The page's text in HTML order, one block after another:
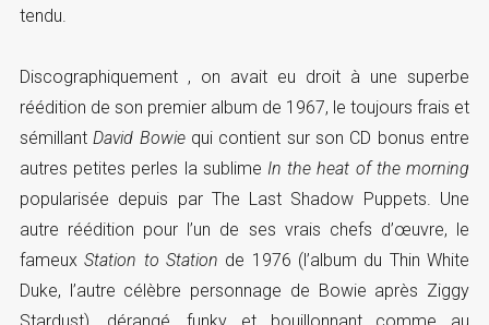
tendu.
Discographiquement , on avait eu droit à une superbe
réédition de son premier album de 1967, le toujours frais et
sémillantDavid Bowiequi contient sur son CD bonus entre
autres petites perles la sublime In the heat of the morning
popularisée depuis par The Last Shadow Puppets. Une
autre réédition pour l’un de ses vrais chefs d’œuvre, le
fameuxStation to Station de 1976 (l’album du Thin White
Duke, l’autre célèbre personnage de Bowie après Ziggy